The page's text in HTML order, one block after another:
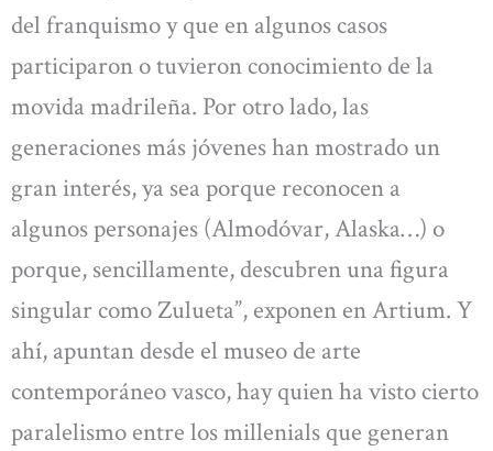
del franquismo y que en algunos casos
participaron o tuvieron conocimiento de la
movida madrileña. Por otro lado, las
generaciones más jóvenes han mostrado un
gran interés, ya sea porque reconocen a
algunos personajes (Almodóvar, Alaska…) o
porque, sencillamente, descubren una figura
singular como Zulueta”, exponen en Artium. Y
ahí, apuntan desde el museo de arte
contemporáneo vasco, hay quien ha visto cierto
paralelismo entre los millenials que generan